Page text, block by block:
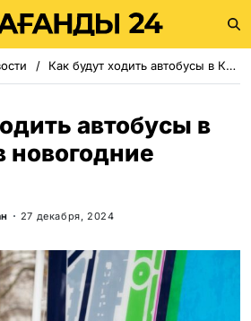
Как будут ходить автобусы в Караганде в новогодние праздники
автобусы в
новогодние
27 декабря, 2024